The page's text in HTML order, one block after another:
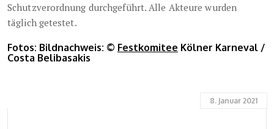
Schutzverordnung durchgeführt. Alle Akteure wurden
täglich getestet.
Fotos: Bildnachweis: © Festkomitee Kölner Karneval /
Costa Belibasakis
8. Januar 2021